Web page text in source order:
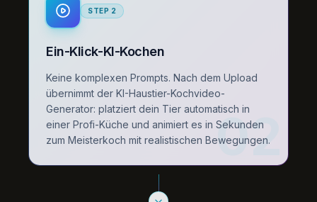
02
STEP 2
Ein-Klick-KI-Kochen
Keine komplexen Prompts. Nach dem Upload
übernimmt der KI-Haustier-Kochvideo-
Generator: platziert dein Tier automatisch in
einer Profi-Küche und animiert es in Sekunden
zum Meisterkoch mit realistischen Bewegungen.